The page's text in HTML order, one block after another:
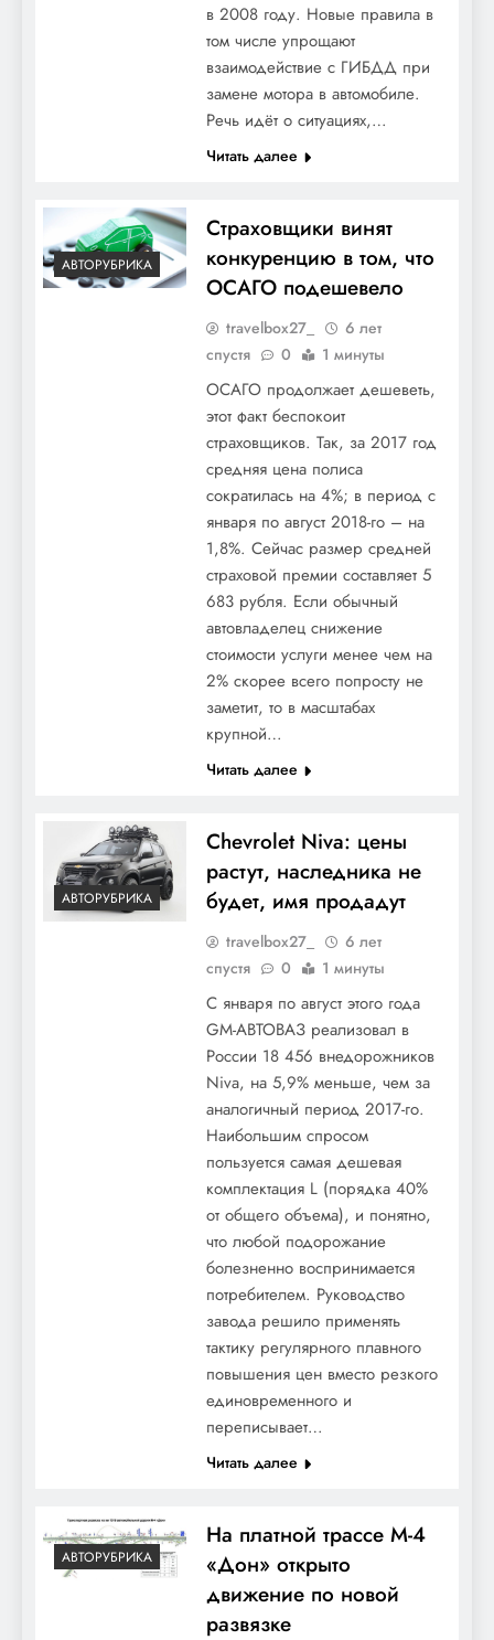
в 2008 году. Новые правила в
том числе упрощают
взаимодействие с ГИБДД при
замене мотора в автомобиле.
Речь идёт о ситуациях,…
Читать далее
АВТОРУБРИКА
Страховщики винят
конкуренцию в том, что
ОСАГО подешевело
travelbox27_
6 лет
спустя
0 1 минуты
ОСАГО продолжает дешеветь,
этот факт беспокоит
страховщиков. Так, за 2017 год
средняя цена полиса
сократилась на 4%; в период с
января по август 2018-го – на
1,8%. Сейчас размер средней
страховой премии составляет 5
683 рубля. Если обычный
автовладелец снижение
стоимости услуги менее чем на
2% скорее всего попросту не
заметит, то в масштабах
крупной…
Читать далее
АВТОРУБРИКА
Chevrolet Niva: цены
растут, наследника не
будет, имя продадут
travelbox27_
6 лет
спустя
0 1 минуты
С января по август этого года
GM-АВТОВАЗ реализовал в
России 18 456 внедорожников
Niva, на 5,9% меньше, чем за
аналогичный период 2017-го.
Наибольшим спросом
пользуется самая дешевая
комплектация L (порядка 40%
от общего объема), и понятно,
что любой подорожание
болезненно воспринимается
потребителем. Руководство
завода решило применять
тактику регулярного плавного
повышения цен вместо резкого
единовременного и
переписывает…
Читать далее
АВТОРУБРИКА
На платной трассе М-4
«Дон» открыто
движение по новой
развязке